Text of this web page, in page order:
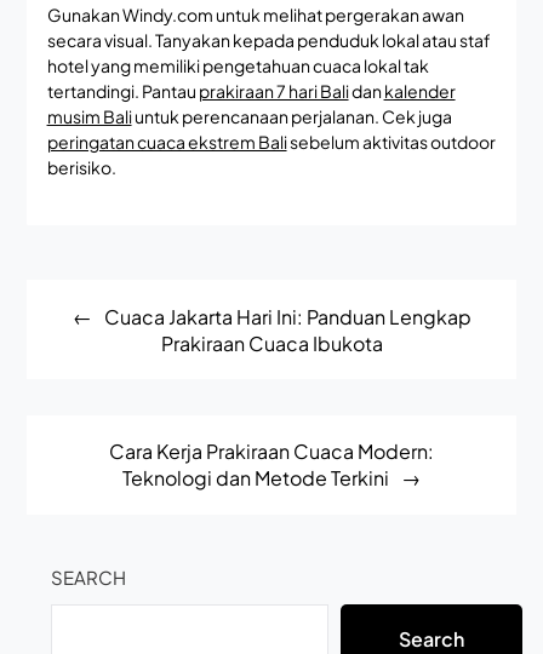
Gunakan Windy.com untuk melihat pergerakan awan
secara visual. Tanyakan kepada penduduk lokal atau staf
hotel yang memiliki pengetahuan cuaca lokal tak
tertandingi. Pantau prakiraan 7 hari Balidankalender
musim Baliuntuk perencanaan perjalanan. Cek juga
peringatan cuaca ekstrem Balisebelum aktivitas outdoor
berisiko.
navigation
Cuaca Jakarta Hari Ini: Panduan Lengkap
Prakiraan Cuaca Ibukota
Cara Kerja Prakiraan Cuaca Modern:
Teknologi dan Metode Terkini
SEARCH
Search